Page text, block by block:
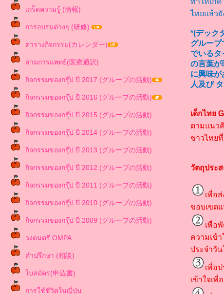
เกร็ดความรู้ (情報)
การอบรมต่างๆ (研修)
ตารางกิจกรรม(カレンダー)
ล่ามการแพทย์(医療通訳)
กิจกรรมของกรุ๊ป ปี 2017 (グループの活動)
กิจกรรมของกรุ๊ป ปี 2016 (グループの活動)
กิจกรรมของกรุ๊ป ปี 2015 (グループの活動)
กิจกรรมของกรุ๊ป ปี 2014 (グループの活動)
กิจกรรมของกรุ๊ป ปี 2013 (グループの活動)
กิจกรรมของกรุ๊ป ปี 2012 (グループの活動)
กิจกรรมของกรุ๊ป ปี 2011 (グループの活動)
กิจกรรมของกรุ๊ป ปี 2010 (グループの活動)
กิจกรรมของกรุ๊ป ปี 2009 (グループの活動)
วงดนตรี OMPA
คำปรึกษา (相談)
บสมัคร(申込書)
การใช้ชีวิตในญี่ปุ่น
ไทยแล้ว
*(デック
グループ
でいるタ
の言葉が
に興味が
人及び
เด็กไทย
ตามแนว
ชาวไทย
วัตถุประ
เพื่อ
ขอบเขต
เพื่อ
ความเข้
ประจำวั
เพื่อ
เข้าใจเ